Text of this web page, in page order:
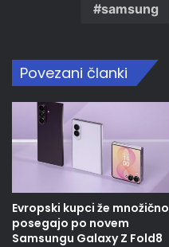
samsung
Povezani članki
Evropski kupci že množično
posegajo po novem
Samsungu Galaxy Z Fold8